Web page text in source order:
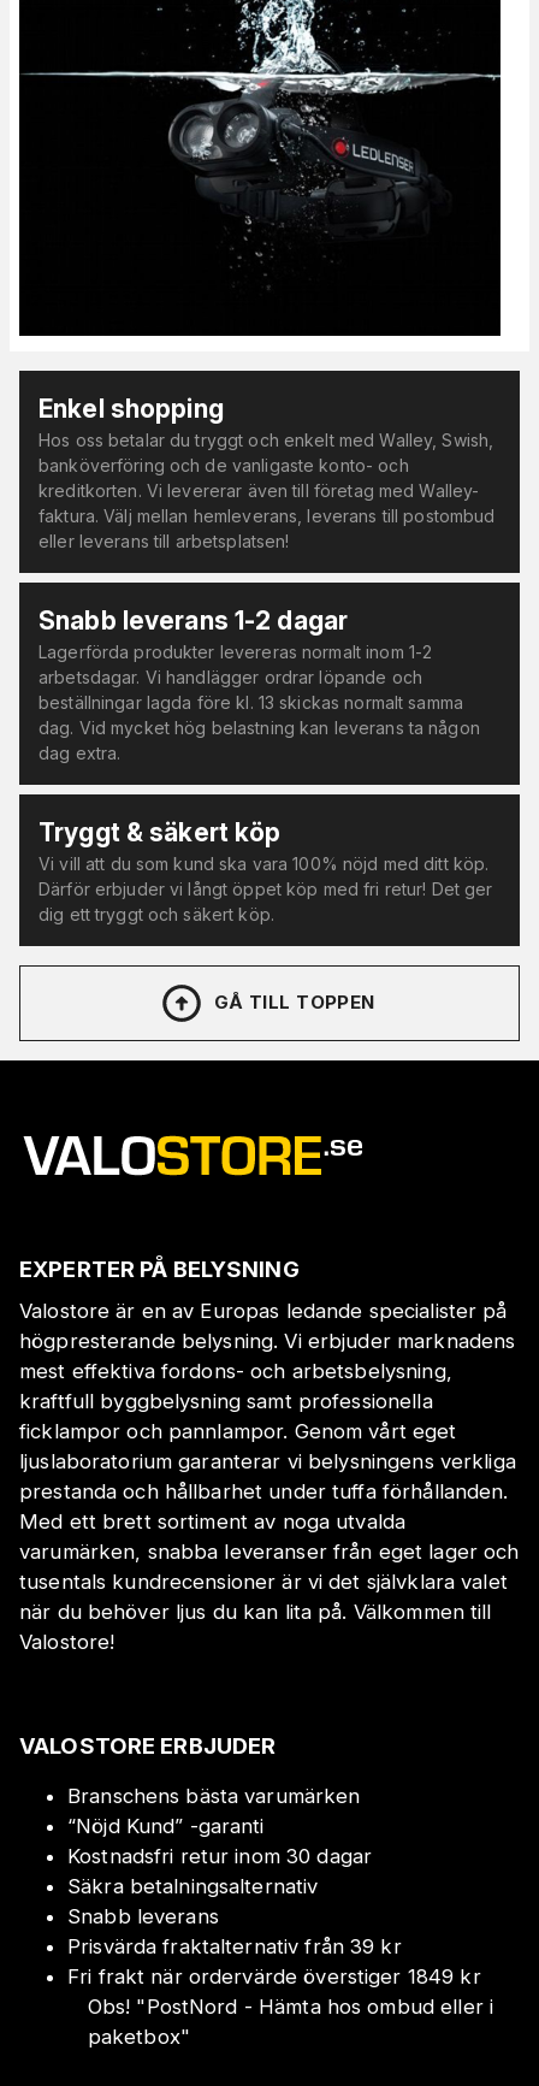
Enkel shopping
Hos oss betalar du tryggt och enkelt med Walley, Swish,
banköverföring och de vanligaste konto- och
kreditkorten. Vi levererar även till företag med Walley-
faktura. Välj mellan hemleverans, leverans till postombud
eller leverans till arbetsplatsen!
Snabb leverans 1-2 dagar
Lagerförda produkter levereras normalt inom 1-2
arbetsdagar. Vi handlägger ordrar löpande och
beställningar lagda före kl. 13 skickas normalt samma
dag. Vid mycket hög belastning kan leverans ta någon
dag extra.
Tryggt & säkert köp
Vi vill att du som kund ska vara 100% nöjd med ditt köp.
Därför erbjuder vi långt öppet köp med fri retur! Det ger
dig ett tryggt och säkert köp.
GÅ TILL TOPPEN
EXPERTER PÅ BELYSNING
Valostore är en av Europas ledande specialister på
högpresterande belysning. Vi erbjuder marknadens
mest effektiva fordons- och arbetsbelysning,
kraftfull byggbelysning samt professionella
ficklampor och pannlampor. Genom vårt eget
ljuslaboratorium garanterar vi belysningens verkliga
prestanda och hållbarhet under tuffa förhållanden.
Med ett brett sortiment av noga utvalda
varumärken, snabba leveranser från eget lager och
tusentals kundrecensioner är vi det självklara valet
när du behöver ljus du kan lita på. Välkommen till
Valostore!
VALOSTORE ERBJUDER
Branschens bästa varumärken
“Nöjd Kund” -garanti
Kostnadsfri retur inom 30 dagar
Säkra betalningsalternativ
Snabb leverans
Prisvärda fraktalternativ från 39 kr
Fri frakt när ordervärde överstiger 1849 kr
Obs! "PostNord - Hämta hos ombud eller i
paketbox"